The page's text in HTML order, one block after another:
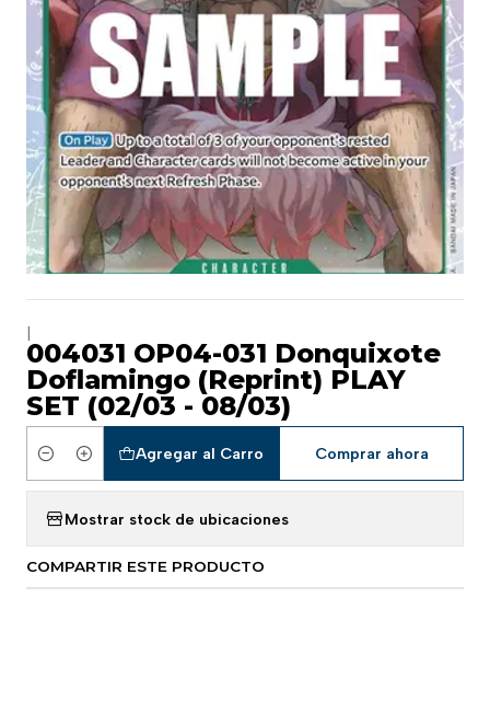
004031 OP04-031 Donquixote
Doflamingo (Reprint) PLAY
SET (02/03 - 08/03)
Cantidad
Agregar al Carro Comprar ahora
Mostrar stock de ubicaciones
COMPARTIR ESTE PRODUCTO